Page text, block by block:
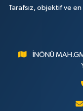
Tarafsız, objektif ve
İNÖNÜ